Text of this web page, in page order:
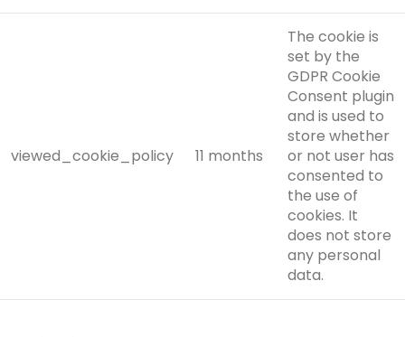
viewed_cookie_policy 11 months
The cookie is
set by the
GDPR Cookie
Consent plugin
and is used to
store whether
or not user has
consented to
the use of
cookies. It
does not store
any personal
data.